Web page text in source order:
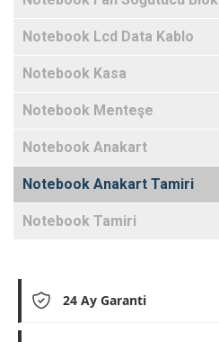
Notebook Lcd Data Kablo
Notebook Kasa
Notebook Menteşe
Notebook Anakart
Notebook Anakart Tamiri
Notebook Tamiri
24 Ay Garanti